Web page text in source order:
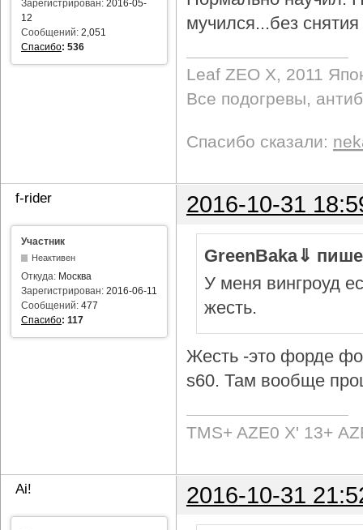
Зарегистрирован: 2016-05-
12
Сообщений: 2,051
Спасибо: 536
мучился...без снятия
Leaf ZEO Х, 2011
Все подогревы,
Спасибо сказали:
f-rider 2016-10-31
Участник
Неактивен
Откуда: Москва
Зарегистрирован: 2016-06-11
Сообщений: 477
Спасибо: 117
GreenBaka⇓
У меня вингроуд
жесть.
Жесть -это форде
s60. Там вообще
TMS+ AZE0 Х' 13+
Ai! 2016-10-31